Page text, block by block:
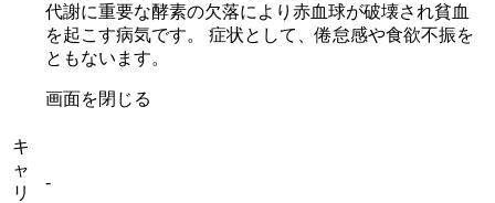
代謝に重要な酵素の欠落により赤血球が破壊され貧血
を起こす病気です。 症状として、倦怠感や食欲不振を
ともないます。
画面を閉じる
キ
ャ
リ
-